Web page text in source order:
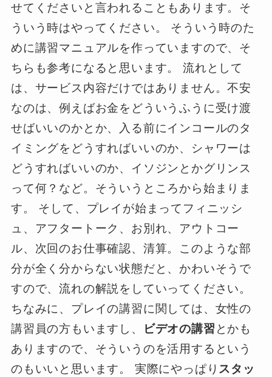
せてくださいと言われることもあります。そ
ういう時はやってください。 そういう時のた
めに講習マニュアルを作っていますので、そ
ちらも参考になると思います。 流れとして
は、サービス内容だけではありません。不安
なのは、例えばお金をどういうふうに受け渡
せばいいのかとか、入る前にインコールのタ
イミングをどうすればいいのか、シャワーは
どうすればいいのか、イソジンとかグリンス
って何？など。そういうところから始まりま
す。 そして、プレイが始まってフィニッシ
ュ、アフタートーク、お別れ、アウトコー
ル、次回のお仕事確認、清算。このような部
分が全く分からない状態だと、かわいそうで
すので、流れの解説をしていってください。
ちなみに、プレイの講習に関しては、女性の
講習員の方もいますし、
ビデオの講習 とかも
ありますので、そういうのを活用するという
のもいいと思います。 実際にやっぱり スタッ